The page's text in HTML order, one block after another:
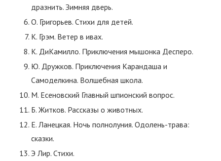
дразнить. Зимняя дверь.
О. Григорьев. Стихи для детей.
К. Грэм. Ветер в ивах.
К. ДиКамилло. Приключения мышонка Десперо.
Ю. Дружков. Приключения Карандаша и
Самоделкина. Волшебная школа.
М. Есеновский Главный шпионский вопрос.
Б. Житков. Рассказы о животных.
Е. Ланецкая. Ночь полнолуния. Одолень-трава:
сказки.
Э Лир. Стихи.